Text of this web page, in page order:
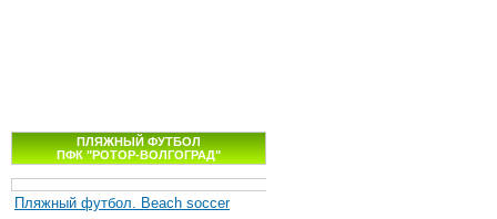
ПЛЯЖНЫЙ ФУТБОЛ
ПФК "РОТОР-ВОЛГОГРАД"
Пляжный футбол. Beach soccer